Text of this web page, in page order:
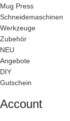
Mug Press
Schneidemaschinen
Werkzeuge
Zubehör
NEU
Angebote
DIY
Gutschein
Account